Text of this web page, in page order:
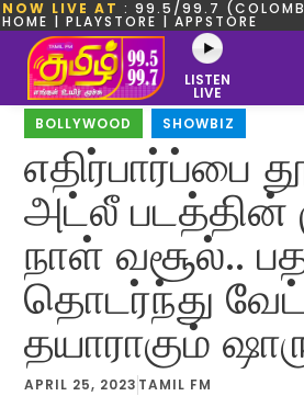
NOW LIVE AT : 99.5/99.7
HOME | PLAYSTORE | APPSTORE
LISTEN
LIVE
BOLLYWOOD
SHOWBIZ
எதிர்பார்ப்பை
அட்லீ படத்தின்
நாள் வசூல்..
தொடர்ந்து
தயாராகும்
APRIL 25, 2023 TAMIL FM